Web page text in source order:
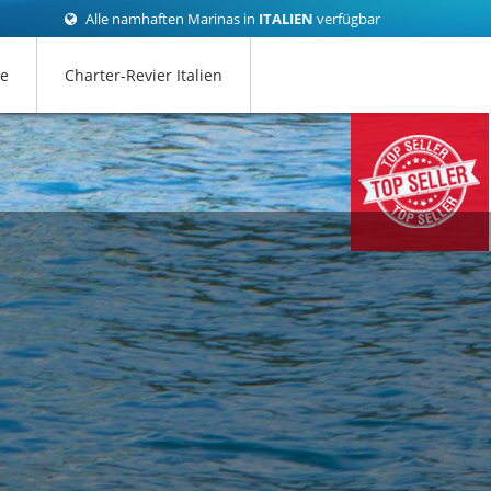
Alle namhaften Marinas in ITALIEN verfügbar
Charter-Revier Italien